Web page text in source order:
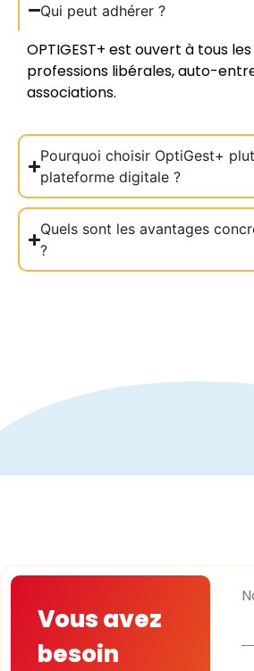
Qui peut adhérer ?
OPTIGEST+ est ouvert à tous
professions libérales, auto-
associations.
Pourquoi choisir OptiGest+
plateforme digitale ?
Quels sont les avantages
?
Vous avez
besoin